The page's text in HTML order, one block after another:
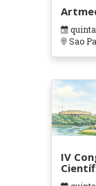
Sao
IV
em